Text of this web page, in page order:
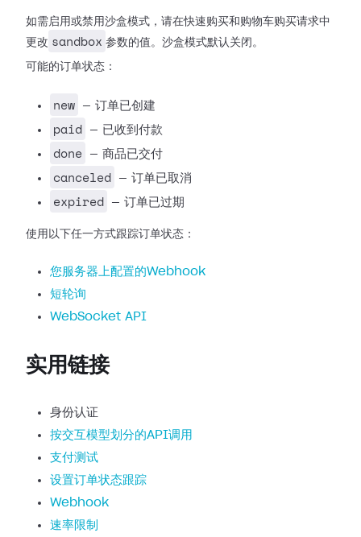
如需启用或禁用沙盒模式，请在快速购买和购物车购买请求中
更改 sandbox 参数的值。沙盒模式默认关闭。
可能的订单状态：
new — 订单已创建
paid — 已收到付款
done — 商品已交付
canceled — 订单已取消
expired — 订单已过期
使用以下任一方式跟踪订单状态：
您服务器上配置的Webhook
短轮询
WebSocket API
实用链接
身份认证
按交互模型划分的API调用
支付测试
设置订单状态跟踪
Webhook
速率限制